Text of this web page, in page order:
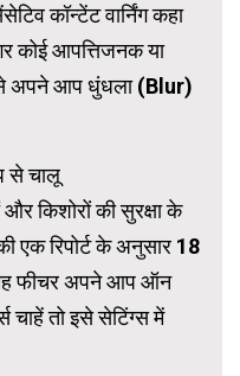
कॉन्टेंट वार्निंग कहा
कोई आपत्तिजनक या
अपने आप धुंधला (Blur)
से चालू
किशोरों की सुरक्षा के
एक रिपोर्ट के अनुसार 18
फीचर अपने आप ऑन
चाहें तो इसे सेटिंग्स में